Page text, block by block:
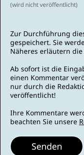
(wird nicht veröffentlicht)
Zur Durchführung
gespeichert. Sie
Näheres erläutern die
Ab sofort ist die
einen Kommentar
nur durch die
veröffentlicht!
Ihre Kommentare
beachten Sie unsere
Senden